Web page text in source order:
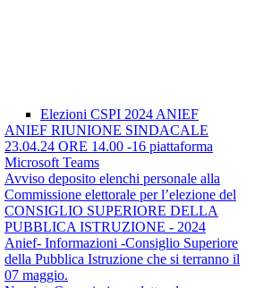
Elezioni CSPI 2024 ANIEF
ANIEF RIUNIONE SINDACALE
23.04.24 ORE 14.00 -16 piattaforma
Microsoft Teams
Avviso deposito elenchi personale alla
Commissione elettorale per l’elezione del
CONSIGLIO SUPERIORE DELLA
PUBBLICA ISTRUZIONE - 2024
Anief- Informazioni -Consiglio Superiore
della Pubblica Istruzione che si terranno il
07 maggio.